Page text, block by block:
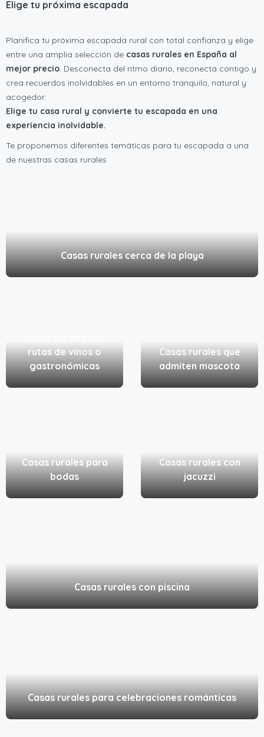
Elige tu próxima escapada
Planifica tu próxima escapada rural con total confianza y elige
entre una amplia selección de casas rurales en España al
mejor precio. Desconecta del ritmo diario, reconecta contigo y
crea recuerdos inolvidables en un entorno tranquilo, natural y
acogedor.
Elige tu casa rural y convierte tu escapada en una
experiencia inolvidable.
Te proponemos diferentes temáticas para tu escapada a una
de nuestras casas rurales
Casas rurales cerca de la playa
rutas de vinos o
gastronómicas
Casas rurales que
admiten mascota
Casas rurales para
bodas
Casas rurales con
jacuzzi
Casas rurales con piscina
Casas rurales para celebraciones románticas